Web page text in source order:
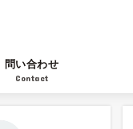
問い合わせ
Contact